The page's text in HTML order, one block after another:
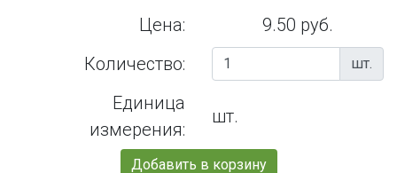
Цена:
9.50 руб.
Количество:
шт.
Единица
измерения:
шт.
Добавить в корзину